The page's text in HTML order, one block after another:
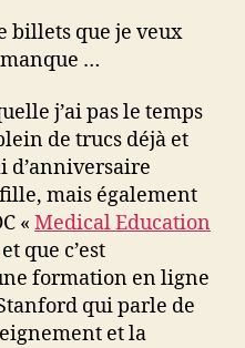
billets que je veux
…
j’ai pas le temps
de trucs déjà et
d’anniversaire
mais également
« Medical Education
et que c’est
formation en ligne
qui parle de
et la